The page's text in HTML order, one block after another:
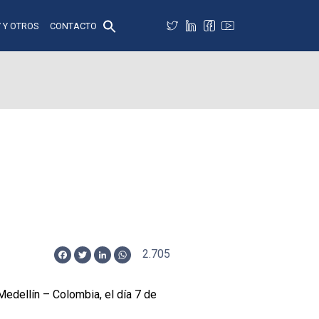
OTROS CONTACTO
Facebook
TwitterLinkedInWhatsApp
2.705
– Colombia, el día 7 de